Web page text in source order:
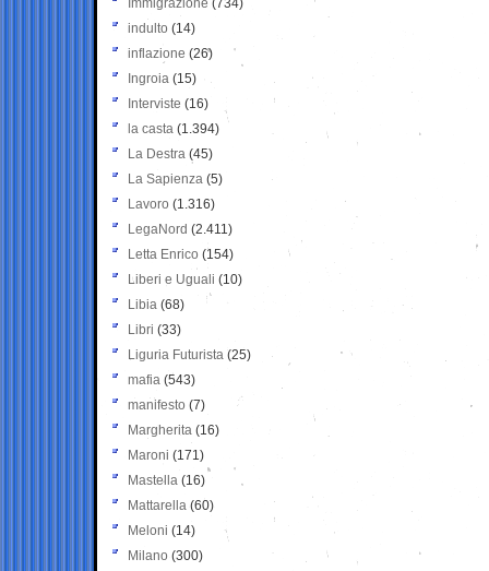
Immigrazione (734)
indulto (14)
inflazione (26)
Ingroia (15)
Interviste (16)
la casta (1.394)
La Destra (45)
La Sapienza (5)
Lavoro (1.316)
LegaNord (2.411)
Letta Enrico (154)
Liberi e Uguali (10)
Libia (68)
Libri (33)
Liguria Futurista (25)
mafia (543)
manifesto (7)
Margherita (16)
Maroni (171)
Mastella (16)
Mattarella (60)
Meloni (14)
Milano (300)